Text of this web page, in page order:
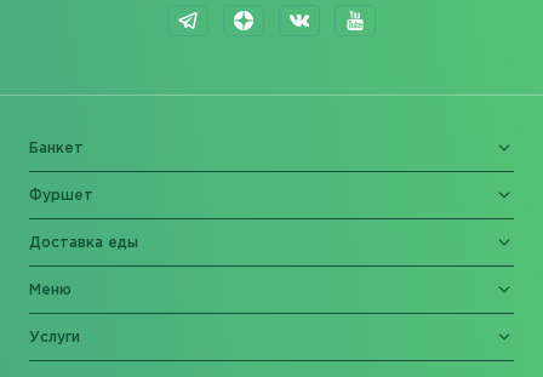
Банкет
Фуршет
Доставка еды
Меню
Услуги